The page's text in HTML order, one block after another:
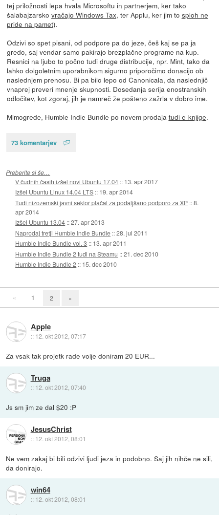
tej priložnosti lepa hvala Microsoftu in partnerjem, ker tako
šalabajzarsko vračajo Windows Tax, ter Applu, ker jim to sploh ne
pride na pamet).
Odzivi so spet pisani, od podpore pa do jeze, češ kaj se pa ja
gredo, saj vendar samo pakirajo brezplačne programe na kup.
Resnici na ljubo to počno tudi druge distribucije, npr. Mint, tako da
lahko dolgoletnim uporabnikom sigurno priporočimo donacijo ob
naslednjem prenosu. Bi pa bilo lepo od Canonicala, da naslednjič
vnaprej preveri mnenje skupnosti. Dosedanja serija enostranskih
odločitev, kot zgoraj, jih je namreč že pošteno zažrla v dobro ime.
Mimogrede, Humble Indie Bundle po novem prodaja tudi e-knjige.
73 komentarjev
Preberite si še…
V čudnih časih izšel novi Ubuntu 17.04 :: 13. apr 2017
Izšel Ubuntu Linux 14.04 LTS :: 19. apr 2014
Tudi nizozemski javni sektor plačal za podaljšano podporo za XP ::8.
apr 2014
Izšel Ubuntu 13.04 ::27. apr 2013
Naprodaj tretji Humble Indie Bundle ::28. jul 2011
Humble Indie Bundle vol. 3 :: 13. apr 2011
Humble Indie Bundle 2 tudi na Steamu ::21. dec 2010
Humble Indie Bundle 2 :: 15. dec 2010
« 1 2 »
Apple
:: 12. okt 2012, 07:17
Za vsak tak projetk rade volje doniram 20 EUR...
Truga
:: 12. okt 2012, 07:40
Js sm jim ze dal $20 :P
JesusChrist
:: 12. okt 2012, 08:01
Ne vem zakaj bi bili odzivi ljudi jeza in podobno. Saj jih nihče ne sili,
da donirajo.
win64
:: 12. okt 2012, 08:01